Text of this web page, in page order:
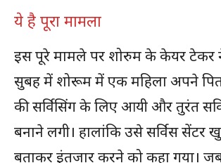
ये है पूरा मामला
इस पूरे मामले पर शोरुम के केयर टेकर
सुबह में शोरूम में एक महिला अपने
की सर्विसिंग के लिए आयी और तुरंत
बनाने लगी। हालांकि उसे सर्विस सेंटर
बताकर इंतजार करने को कहा गया।